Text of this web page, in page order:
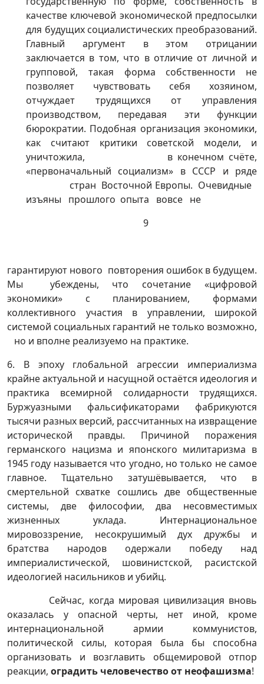
качестве ключевой экономической предпосылки
для будущих социалистических преобразований.
Главный аргумент в этом отрицании
заключается в том, что в отличие от личной и
групповой, такая форма собственности не
позволяет чувствовать себя хозяином,
отчуждает трудящихся от управления
производством, передавая эти функции
бюрократии. Подобная организация экономики,
как считают критики советской модели, и
уничтожила, в конечном счёте,
«первоначальный социализм» в СССР и ряде
стран Восточной Европы. Очевидные
изъяны прошлого опыта вовсе не
9
гарантируют нового повторения ошибок в будущем.
Мы убеждены, что сочетание «цифровой
экономики» с планированием, формами
коллективного участия в управлении, широкой
системой социальных гарантий не только возможно,
но и вполне реализуемо на практике.
6. В эпоху глобальной агрессии империализма
крайне актуальной и насущной остаётся идеология и
практика всемирной солидарности трудящихся.
Буржуазными фальсификаторами фабрикуются
тысячи разных версий, рассчитанных на извращение
исторической правды. Причиной поражения
германского нацизма и японского милитаризма в
1945 году называется что угодно, но только не самое
главное. Тщательно затушёвывается, что в
смертельной схватке сошлись две общественные
системы, две философии, два несовместимых
жизненных уклада. Интернациональное
мировоззрение, несокрушимый дух дружбы и
братства народов одержали победу над
империалистической, шовинистской, расистской
идеологией насильников и убийц.
Сейчас, когда мировая цивилизация вновь
оказалась у опасной черты, нет иной, кроме
интернациональной армии коммунистов,
политической силы, которая была бы способна
организовать и возглавить общемировой отпор
реакции, оградить человечество от неофашизма!